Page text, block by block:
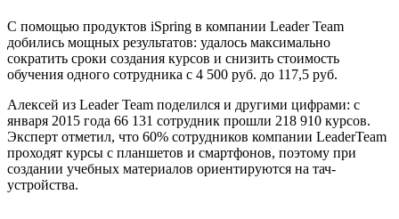
С помощью продуктов iSpring в компании Leader Team
добились мощных результатов: удалось максимально
сократить сроки создания курсов и снизить стоимость
обучения одного сотрудника с 4 500 руб. до 117,5 руб.
Алексей из Leader Team поделился и другими цифрами: с
января 2015 года 66 131 сотрудник прошли 218 910 курсов.
Эксперт отметил, что 60% сотрудников компании LeaderTeam
проходят курсы с планшетов и смартфонов, поэтому при
создании учебных материалов ориентируются на тач-
устройства.